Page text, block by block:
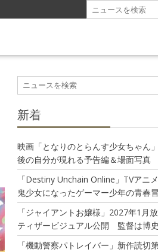
新着
映画「となりのとらんす少女ちゃん
後の自分が現れる予告編＆場面写真
「Destiny Unchain Online」TVアニ
鬼少女になったゲーマー少年の青春
「ジャイアントお嬢様」2027年1月放
ティザービジュアル公開 監督は博
「機動警察パトレイバー」新作読切